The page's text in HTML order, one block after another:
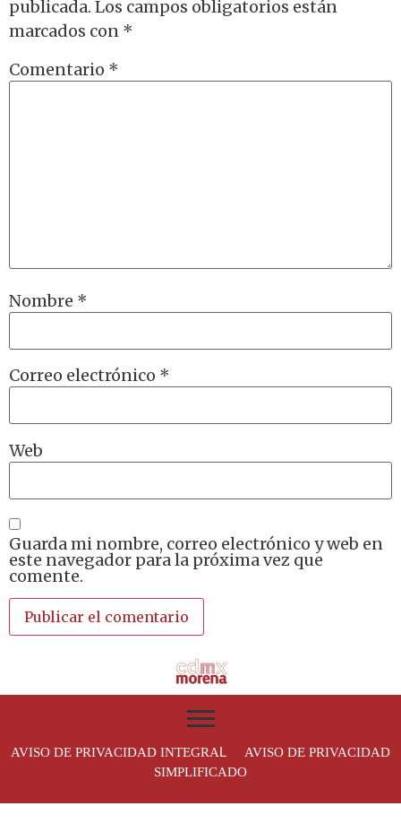
publicada. Los campos obligatorios están
marcados con *
Comentario *
Nombre *
Correo electrónico *
Web
Guarda mi nombre, correo electrónico y web en
este navegador para la próxima vez que
comente.
AVISO DE PRIVACIDAD INTEGRAL AVISO DE PRIVACIDAD
SIMPLIFICADO